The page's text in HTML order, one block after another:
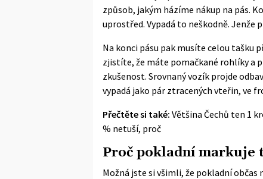
způsob, jakým házíme nákup na pás.
uprostřed. Vypadá to neškodně. Jenže
Na konci pásu pak musíte celou tašku
zjistíte, že máte pomačkané rohlíky a
zkušenost. Srovnaný vozík projde
vypadá jako pár ztracených vteřin, ve
Přečtěte si také: Většina Čechů ten 1
% netuší, proč
Proč pokladní markuje
Možná jste si všimli, že pokladní